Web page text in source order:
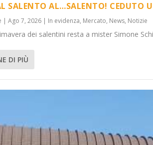
SALENTO AL…SALENTO! CEDUTO
|Ago 7, 2026 | In evidenza, Mercato, News, Notizie
dei salentini resta a mister Simone
DI PIÙ